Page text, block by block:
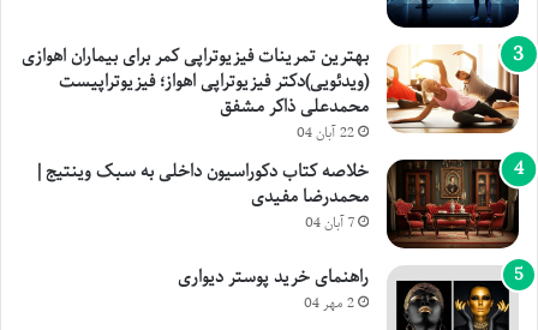
بهترین تمرینات فیزیوتراپی کمر برای بیماران اهوازی
(ویدئویی)دکتر فیزیوتراپی اهواز؛ فیزیوتراپیست
محمدعلی ذاکر مشفق
22 آبان 04
خلاصه کتاب دکوراسیون داخلی به سبک وینتیج |
محمدرضا مفیدی
7 آبان 04
راهنمای خرید پوستر دیواری
2 مهر 04